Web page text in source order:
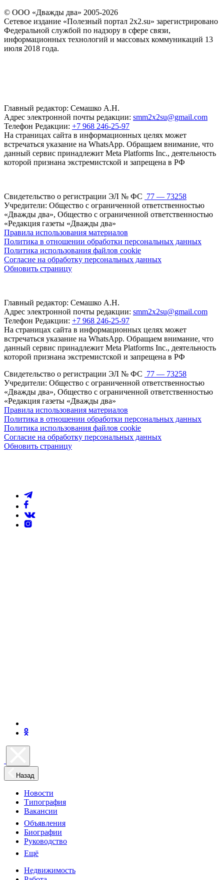
© ООО «Дважды два» 2005-2026
Сетевое издание «Полезный портал 2x2.su» зарегистрировано
Федеральной службой по надзору в сфере связи,
информационных технологий и массовых коммуникаций 13
июля 2018 года.
Главный редактор: Семашко А.Н.
Адрес электронной почты редакции: smm2x2su@gmail.com
Телефон Редакции: +7 968 246-25-97
На страницах сайта в информационных целях может
встречаться указание на WhatsApp. Обращаем внимание, что
данный сервис принадлежит Meta Platforms Inc., деятельность
которой признана экстремистской и запрещена в РФ
Свидетельство о регистрации ЭЛ № ФС 77 — 73258
Учредители: Общество с ограниченной ответственностью
«Дважды два», Общество с ограниченной ответственностью
«Редакция газеты «Дважды два»
Правила использования материалов
Политика в отношении обработки персональных данных
Политика использования файлов cookie
Согласие на обработку персональных данных
Обновить страницу
Главный редактор: Семашко А.Н.
Адрес электронной почты редакции: smm2x2su@gmail.com
Телефон Редакции: +7 968 246-25-97
На страницах сайта в информационных целях может
встречаться указание на WhatsApp. Обращаем внимание, что
данный сервис принадлежит Meta Platforms Inc., деятельность
которой признана экстремистской и запрещена в РФ
Свидетельство о регистрации ЭЛ № ФС 77 — 73258
Учредители: Общество с ограниченной ответственностью
«Дважды два», Общество с ограниченной ответственностью
«Редакция газеты «Дважды два»
Правила использования материалов
Политика в отношении обработки персональных данных
Политика использования файлов cookie
Согласие на обработку персональных данных
Обновить страницу
Назад
Новости
Типография
Вакансии
Объявления
Биографии
Руководство
Ещё
Недвижимость